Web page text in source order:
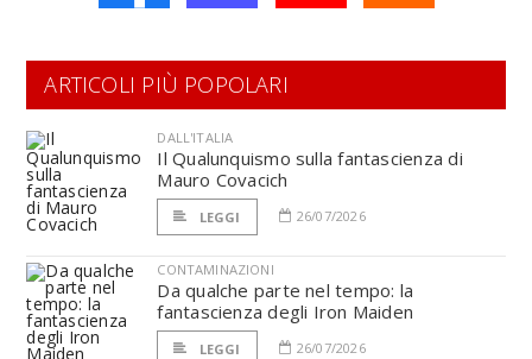
ARTICOLI PIÙ POPOLARI
DALL'ITALIA
Il Qualunquismo sulla fantascienza di
Mauro Covacich
LEGGI 26/07/2026
CONTAMINAZIONI
Da qualche parte nel tempo: la
fantascienza degli Iron Maiden
LEGGI 26/07/2026